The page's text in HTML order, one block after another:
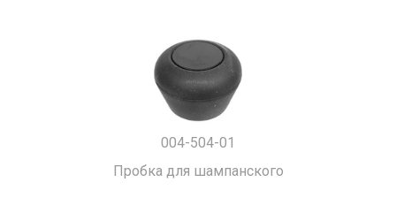
004-504-01
Пробка для шампанского